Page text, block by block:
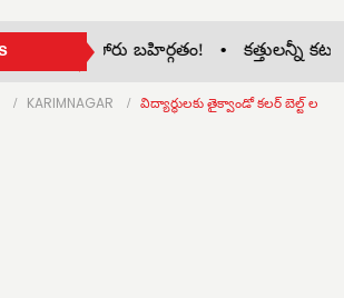
గ్రూప్ పోరు బహిర్గతం! • కత్తులన్నీ
KARIMNAGAR విద్యార్థులకు తైక్వాండో కలర్ బెల్ట్ ల